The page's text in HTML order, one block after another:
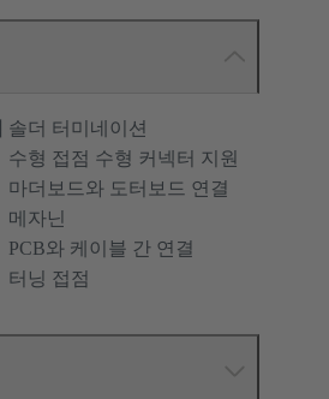
솔더 터미네이션
수형 접점 수형 커넥터 지원
마더보드와 도터보드 연결
메자닌
PCB와 케이블 간 연결
터닝 접점